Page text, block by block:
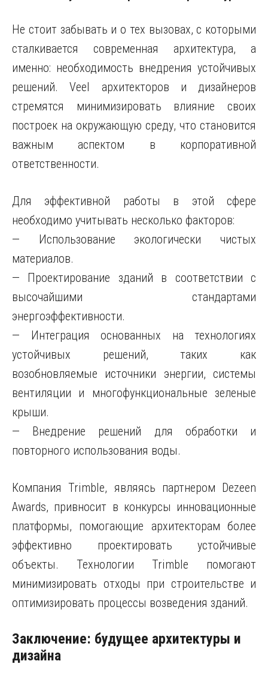
Не стоит забывать и о тех вызовах, с которыми
сталкивается современная архитектура, а
именно: необходимость внедрения устойчивых
решений. Veel архитекторов и дизайнеров
стремятся минимизировать влияние своих
построек на окружающую среду, что становится
важным аспектом в корпоративной
ответственности.
Для эффективной работы в этой сфере
необходимо учитывать несколько факторов:
— Использование экологически чистых
материалов.
— Проектирование зданий в соответствии с
высочайшими стандартами
энергоэффективности.
— Интеграция основанных на технологиях
устойчивых решений, таких как
возобновляемые источники энергии, системы
вентиляции и многофункциональные зеленые
крыши.
— Внедрение решений для обработки и
повторного использования воды.
Компания Trimble, являясь партнером Dezeen
Awards, привносит в конкурсы инновационные
платформы, помогающие архитекторам более
эффективно проектировать устойчивые
объекты. Технологии Trimble помогают
минимизировать отходы при строительстве и
оптимизировать процессы возведения зданий.
Заключение: будущее архитектуры и
дизайна